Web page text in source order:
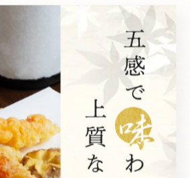
、豚肉の下味をしっかりつけ、
意する点が挙げられます。和食の
し、家庭ごとの味の違いを楽しむ
醐味です。
和食風酢豚の秘密
食風酢豚の最大の特徴は、甘酢
付けにあります。酢豚の「た